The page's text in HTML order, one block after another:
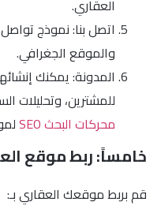
العقاري.
اتصل بنا: نموذج
والموقع الجغرافي.
المدونة: يمكنك
للمشترين، وتحليلات
محركات البحث SEO
خامساً: ربط موقع
قم بربط موقعك العقاري بـ: